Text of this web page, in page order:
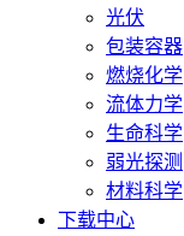
光伏
包装容器
燃烧化学
流体力学
生命科学
弱光探测
材料科学
下载中心